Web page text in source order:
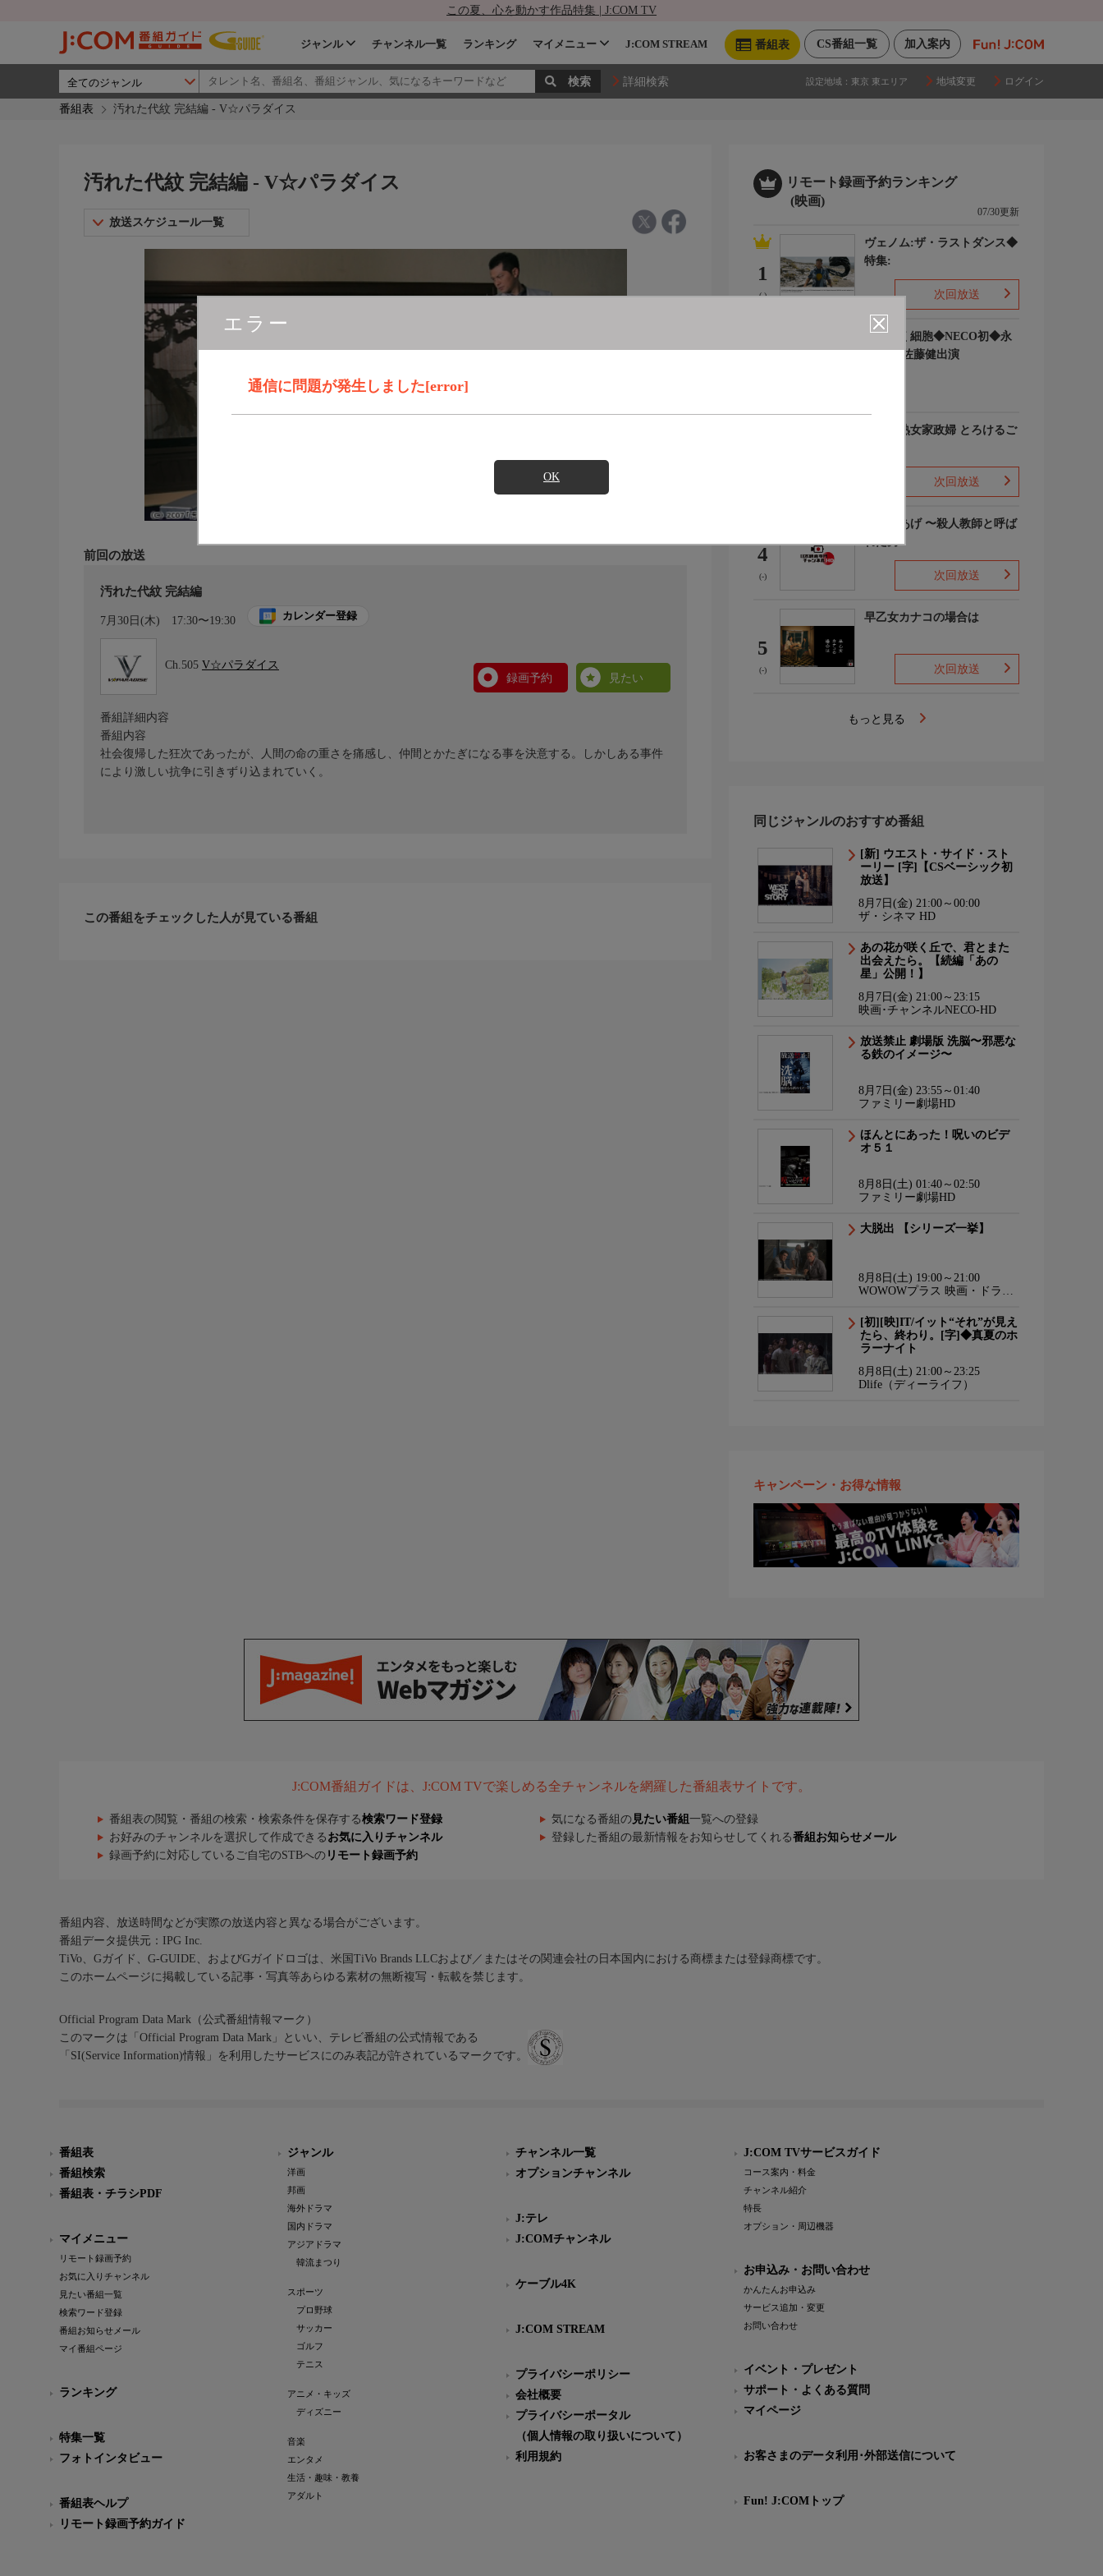
この夏、心を動かす作品特集 | J:COM TV
加入案内
CS番組一覧
番組表
ジャンル チャンネル一覧 ランキング マイメニュー J:COM STREAM
詳細検索 設定地域： 東京 東エリア 地域変更 ログイン
番組表 汚れた代紋 完結編 - V☆パラダイス
エラー
通信に問題が発生しました[error]
OK
汚れた代紋 完結編 - V☆パラダイス
放送スケジュール一覧
前回の放送
汚れた代紋 完結編
7月30日(木) 17:30〜19:30 カレンダー登録
Ch.505 V☆パラダイス
録画予約
見たい
番組詳細内容
番組内容
社会復帰した狂次であったが、人間の命の重さを痛感し、仲間とかたぎになる事を決意する。しかしある事件
により激しい抗争に引きずり込まれていく。
この番組をチェックした人が見ている番組
リモート録画予約ランキング
(映画)
07/30更新
1
(-)
ヴェノム:ザ・ラストダンス◆
特集:
次回放送
はたらく細胞◆NECO初◆永
野芽郁 佐藤健出演
愛しの熟女家政婦 とろけるご
次回放送
4
(-)
でっちあげ 〜殺人教師と呼ば
れた男
次回放送
5
(-)
早乙女カナコの場合は
次回放送
もっと見る
同じジャンルのおすすめ番組
[新] ウエスト・サイド・スト
ーリー [字]【CSベーシック初
放送】
8月7日(金) 21:00～00:00
ザ・シネマ HD
あの花が咲く丘で、君とまた
出会えたら。【続編「あの
星」公開！】
8月7日(金) 21:00～23:15
映画･チャンネルNECO-HD
放送禁止 劇場版 洗脳〜邪悪な
る鉄のイメージ〜
8月7日(金) 23:55～01:40
ファミリー劇場HD
ほんとにあった！呪いのビデ
オ５１
8月8日(土) 01:40～02:50
ファミリー劇場HD
大脱出 【シリーズ一挙】
8月8日(土) 19:00～21:00
WOWOWプラス 映画・ドラ
[初][映]IT/イット“それ”が見え
たら、終わり。[字]◆真夏のホ
ラーナイト
8月8日(土) 21:00～23:25
Dlife（ディーライフ）
キャンペーン・お得な情報
J:COM番組ガイドは、J:COM TVで楽しめる全チャンネルを網羅した番組表サイトです。
番組表の閲覧・番組の検索・検索条件を保存する検索ワード登録 気になる番組の 見たい番組 一覧への登録
お好みのチャンネルを選択して作成できる お気に入りチャンネル 登録した番組の最新情報をお知らせしてくれる番組お知らせメール
録画予約に対応しているご自宅のSTBへの リモート録画予約
番組内容、放送時間などが実際の放送内容と異なる場合がございます。
番組データ提供元：IPG Inc.
TiVo、Gガイド、G-GUIDE、およびGガイドロゴは、米国TiVo Brands LLCおよび／またはその関連会社の日本国内における商標または登録商標です。
このホームページに掲載している記事・写真等あらゆる素材の無断複写・転載を禁じます。
Official Program Data Mark（公式番組情報マーク）
このマークは「Official Program Data Mark」といい、テレビ番組の公式情報である
「SI(Service Information)情報」を利用したサービスにのみ表記が許されているマークです。
番組表
番組検索
番組表・チラシPDF
マイメニュー
リモート録画予約
お気に入りチャンネル
見たい番組一覧
検索ワード登録
番組お知らせメール
マイ番組ページ
ランキング
特集一覧
フォトインタビュー
番組表ヘルプ
リモート録画予約ガイド
ジャンル
洋画
邦画
海外ドラマ
国内ドラマ
アジアドラマ
韓流まつり
スポーツ
プロ野球
サッカー
ゴルフ
テニス
アニメ・キッズ
ディズニー
音楽
エンタメ
生活・趣味・教養
アダルト
チャンネル一覧
オプションチャンネル
J:テレ
J:COMチャンネル
ケーブル4K
J:COM STREAM
プライバシーポリシー
会社概要
プライバシーポータル
（個人情報の取り扱いについて）
利用規約
J:COM TVサービスガイド
コース案内・料金
チャンネル紹介
特長
オプション・周辺機器
お申込み・お問い合わせ
かんたんお申込み
サービス追加・変更
お問い合わせ
イベント・プレゼント
サポート・よくある質問
マイページ
お客さまのデータ利用･外部送信について
Fun! J:COMトップ